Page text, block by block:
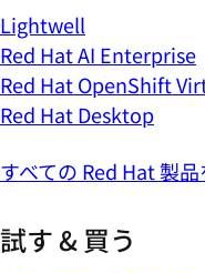
Lightwell
Red Hat AI Enterprise
Red Hat OpenShift
Red Hat Desktop
すべての Red Hat 製
試す & 買う